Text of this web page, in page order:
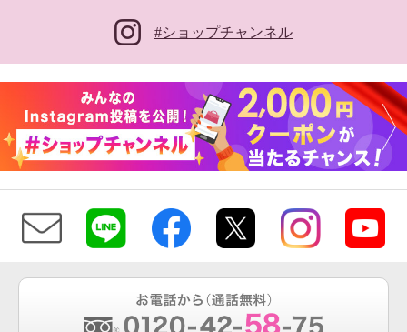
#ショップチャンネル